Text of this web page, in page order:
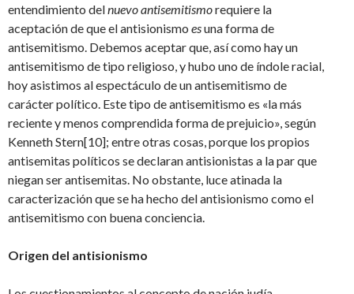
entendimiento delnuevo antisemitismorequiere la
aceptación de que el antisionismo esuna forma de
antisemitismo. Debemos aceptar que, así como hay un
antisemitismo de tipo religioso, y hubo uno de índole racial,
hoy asistimos al espectáculo de un antisemitismo de
carácter político. Este tipo de antisemitismo es «la más
reciente y menos comprendida forma de prejuicio», según
Kenneth Stern[10]; entre otras cosas, porque los propios
antisemitas políticos se declaran antisionistas a la par que
niegan ser antisemitas. No obstante, luce atinada la
caracterización que se ha hecho del antisionismo como el
antisemitismo con buena conciencia.
Origen del antisionismo